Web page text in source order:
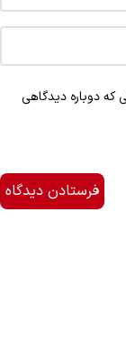
که دوباره دیدگاهی